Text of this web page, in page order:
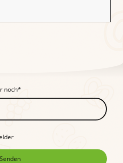
noch*
Senden